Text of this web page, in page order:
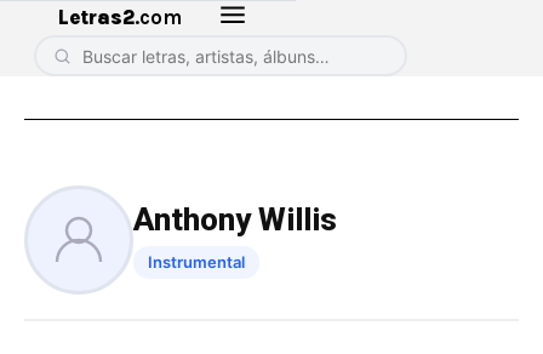
Letras2.com
Anthony Willis
Instrumental